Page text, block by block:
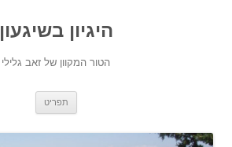
היגיון בשיגעון
הטור המקוון של זאב גלילי
תפריט